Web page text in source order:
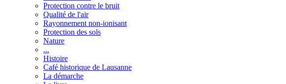
Protection contre le bruit
Qualité de l'air
Rayonnement non-ionisant
Protection des sols
Nature
...
Histoire
Café historique de Lausanne
La démarche